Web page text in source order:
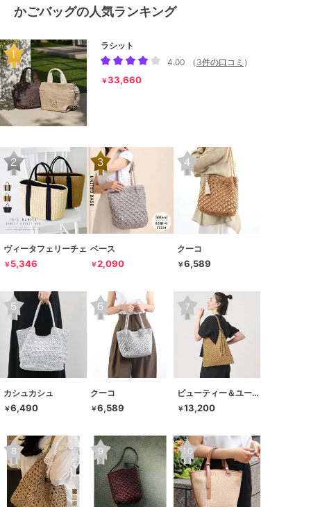
かごバッグの人気ランキング
ラシット
4.00
（ 3件の口コミ ）
￥33,660
ヴィータフェリーチェ
￥ 5,346
ベース
￥2,090
クーコ
￥6,589
カシュカシュ
￥6,490
クーコ
￥6,589
ビューティー＆ユース ユナイテッドアローズ
￥13,200